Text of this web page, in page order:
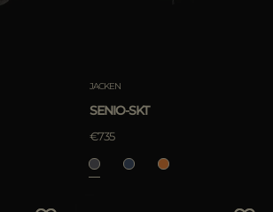
JACKEN
SENIO-SKT
€735